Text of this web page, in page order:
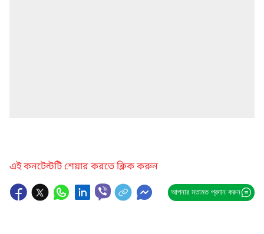
এই কনটেন্টটি শেয়ার করতে ক্লিক করুন
আপনার মতামত প্রদান করুন